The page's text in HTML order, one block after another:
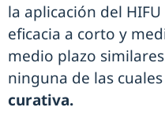
la aplicación del
eficacia a corto y
medio plazo
ninguna de las
curativa.